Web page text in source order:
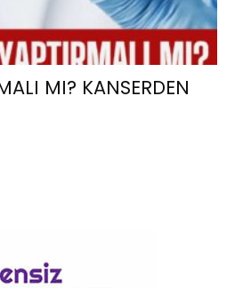
MI? KANSERDEN